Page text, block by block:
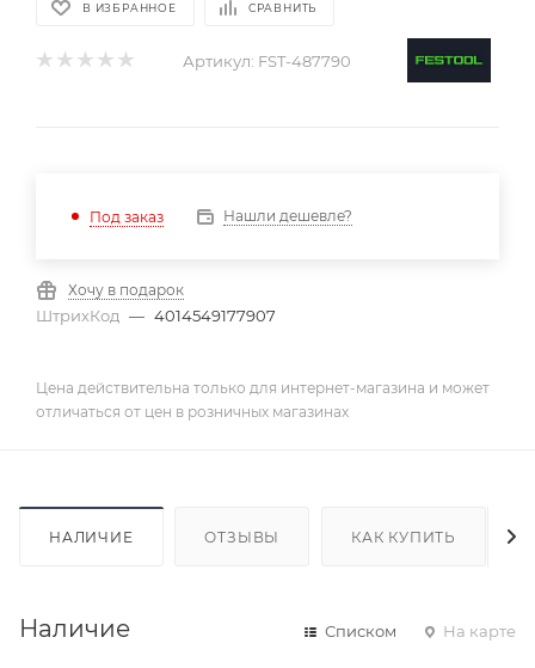
В ИЗБРАННОЕ СРАВНИТЬ
Артикул: FST-487790
Под заказ Нашли дешевле?
Хочу в подарок
ШтрихКод — 4014549177907
Цена действительна только для интернет-магазина и может
отличаться от цен в розничных магазинах
НАЛИЧИЕ ОТЗЫВЫ КАК КУПИТЬ
Наличие Списком На карте